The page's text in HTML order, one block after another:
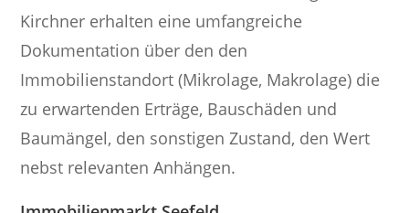
Kirchner erhalten eine umfangreiche
Dokumentation über den den
Immobilienstandort (Mikrolage, Makrolage) die
zu erwartenden Erträge, Bauschäden und
Baumängel, den sonstigen Zustand, den Wert
nebst relevanten Anhängen.